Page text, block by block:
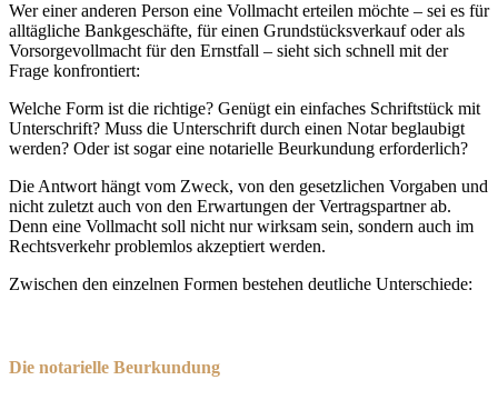
Wer einer anderen Person eine Vollmacht erteilen möchte – sei es für
alltägliche Bankgeschäfte, für einen Grundstücksverkauf oder als
Vorsorgevollmacht für den Ernstfall – sieht sich schnell mit der
Frage konfrontiert:
Welche Form ist die richtige? Genügt ein einfaches Schriftstück mit
Unterschrift? Muss die Unterschrift durch einen Notar beglaubigt
werden? Oder ist sogar eine notarielle Beurkundung erforderlich?
Die Antwort hängt vom Zweck, von den gesetzlichen Vorgaben und
nicht zuletzt auch von den Erwartungen der Vertragspartner ab.
Denn eine Vollmacht soll nicht nur wirksam sein, sondern auch im
Rechtsverkehr problemlos akzeptiert werden.
Zwischen den einzelnen Formen bestehen deutliche Unterschiede:
Die notarielle Beurkundung